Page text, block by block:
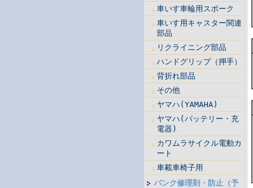
車いす車輪用スポーク
車いす用キャスター関連
部品
リクライニング部品
ハンドグリップ（押手）
背折れ部品
その他
ヤマハ(YAMAHA)
ヤマハ(バッテリー・充
電器)
カワムラサイクル電動カ
ート
車載車椅子用
パンク修理剤・防止（予